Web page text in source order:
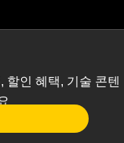
인 혜택, 기술 콘텐